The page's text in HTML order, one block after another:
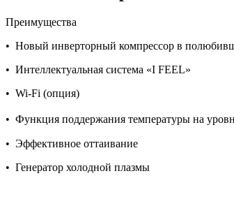
Преимущества
• Новый инверторный компрессор в
• Интеллектуальная система «I FEEL»
• Wi-Fi (опция)
• Функция поддержания температуры на
• Эффективное оттаивание
• Генератор холодной плазмы